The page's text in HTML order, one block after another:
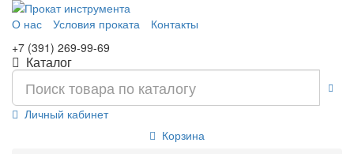
О нас Условия проката
Контакты
+7 (391) 269-99-69
Каталог
Личный кабинет
Корзина